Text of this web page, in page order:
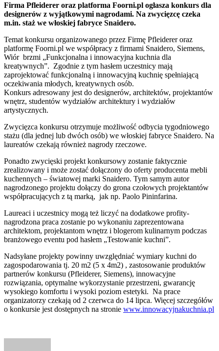
Firma Pfleiderer oraz platforma Foorni.pl ogłasza konkurs dla
designerów z wyjątkowymi nagrodami. Na zwycięzcę czeka
m.in. staż we włoskiej fabryce Snaidero.
Temat konkursu organizowanego przez Firmę Pfleiderer oraz
platformę Foorni.pl we współpracy z firmami Snaidero, Siemens,
Wiór brzmi „Funkcjonalna i innowacyjna kuchnia dla
kreatywnych”. Zgodnie z tym hasłem uczestnicy mają
zaprojektować funkcjonalną i innowacyjną kuchnię spełniającą
oczekiwania młodych, kreatywnych osób.
Konkurs adresowany jest do designerów, architektów, projektantów
wnętrz, studentów wydziałów architektury i wydziałów
artystycznych.
Zwycięzca konkursu otrzymuje możliwość odbycia tygodniowego
stażu (dla jednej lub dwóch osób) we włoskiej fabryce Snaidero. Na
laureatów czekają również nagrody rzeczowe.
Ponadto zwycięski projekt konkursowy zostanie faktycznie
zrealizowany i może zostać dołączony do oferty producenta mebli
kuchennych – światowej marki Snaidero. Tym samym autor
nagrodzonego projektu dołączy do grona czołowych projektantów
współpracujących z tą marką, jak np. Paolo Pininfarina.
Laureaci i uczestnicy mogą też liczyć na dodatkowe profity-
nagrodzona praca zostanie po wykonaniu zaprezentowana
architektom, projektantom wnętrz i blogerom kulinarnym podczas
branżowego eventu pod hasłem „Testowanie kuchni”.
Nadsyłane projekty powinny uwzględniać wymiary kuchni do
zagospodarowania tj. 20 m2 (5 x 4m2) , zastosowanie produktów
partnerów konkursu (Pfleiderer, Siemens), innowacyjne
rozwiązania, optymalne wykorzystanie przestrzeni, gwarancję
wysokiego komfortu i wysoki poziom estetyki. Na prace
organizatorzy czekają od 2 czerwca do 14 lipca. Więcej szczegółów
o konkursie jest dostępnych na stronie www.innowacyjnakuchnia.pl